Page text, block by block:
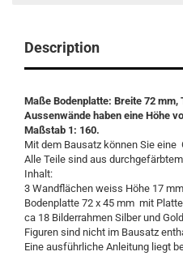
Description
Maße Bodenplatte: Breite 72 mm,
Aussenwände haben eine Höhe
Maßstab 1: 160.
Mit dem Bausatz können Sie eine
Alle Teile sind aus
Inhalt:
3 Wandflächen weiss Höhe 17
Bodenplatte 72 x 45 mm mit
ca 18 Bilderrahmen Silber und
Figuren sind nicht im Bausatz
Eine ausführliche Anleitung liegt